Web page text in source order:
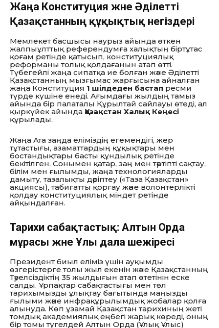
Жаңа Конституция және Әділетті
Қазақстанның құқықтық негіздері
Мемлекет басшысы наурыз айында өткен
жалпыұлттық референдумға халықтың біртұтас
қоғам ретінде қатысып, конституциялық
реформаны толық қолдағанын атап өтті.
Түбегейлі жаңа сипатқа ие болған және Әділетті
Қазақстанның мызғымас жарғысына айналған
жаңа Конституция 1 шілдеден бастап ресми
түрде күшіне енеді. Ағымдағы жылдың тамыз
айында бір палаталы Құрылтай сайлауы өтеді, ал
қыркүйек айында Қазақстан Халық Кеңесі
құрылады.
Жаңа Ата заңда еліміздің егемендігі, жер
тұтастығы, азаматтардың құқықтары мен
бостандықтары басты құндылық ретінде
бекітілген. Сонымен қатар, заң мен тәртіпті сақтау,
білім мен ғылымды, жаңа технологияларды
дамыту, тазалықты дәріптеу («Таза Қазақстан»
акциясы), табиғатты қорғау және волонтерлікті
қолдау конституциялық міндет ретінде
айқындалған.
Тарихи сабақтастық: Алтын Орда
мұрасы және Ұлы дала шежіресі
Президент биыл еліміз үшін ауқымды
өзгерістерге толы жыл екенін және Қазақстанның
Тәуелсіздіктің 35 жылдығын атап өтетінін еске
салды. Ұрпақтар сабақтастығы мен төл
тарихымызды ұлықтау бағытында маңызды
ғылыми және инфрақұрылымдық жобалар қолға
алынуда. Көп ұзамай Қазақстан тарихиның жеті
томдық академиялық еңбегі жарық көреді, оның
бір томы түгелдей Алтын Орда (Ұлық Ұлыс)